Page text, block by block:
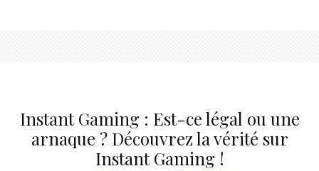
Instant Gaming : Est-ce légal ou une
arnaque ? Découvrez la vérité sur
Instant Gaming !